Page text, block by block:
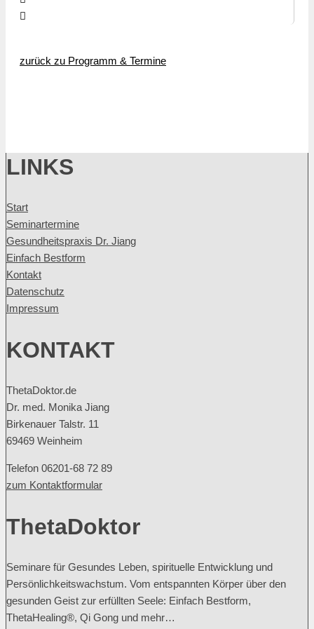
zurück zu Programm & Termine
LINKS
Start
Seminartermine
Gesundheitspraxis Dr. Jiang
Einfach Bestform
Kontakt
Datenschutz
Impressum
KONTAKT
ThetaDoktor.de
Dr. med. Monika Jiang
Birkenauer Talstr. 11
69469 Weinheim
Telefon 06201-68 72 89
zum Kontaktformular
ThetaDoktor
Seminare für Gesundes Leben, spirituelle Entwicklung und
Persönlichkeitswachstum. Vom entspannten Körper über den
gesunden Geist zur erfüllten Seele: Einfach Bestform,
ThetaHealing®, Qi Gong und mehr…